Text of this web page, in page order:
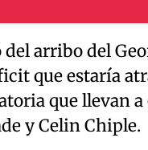
del arribo del
que estaría
que llevan a
y Celin Chiple.